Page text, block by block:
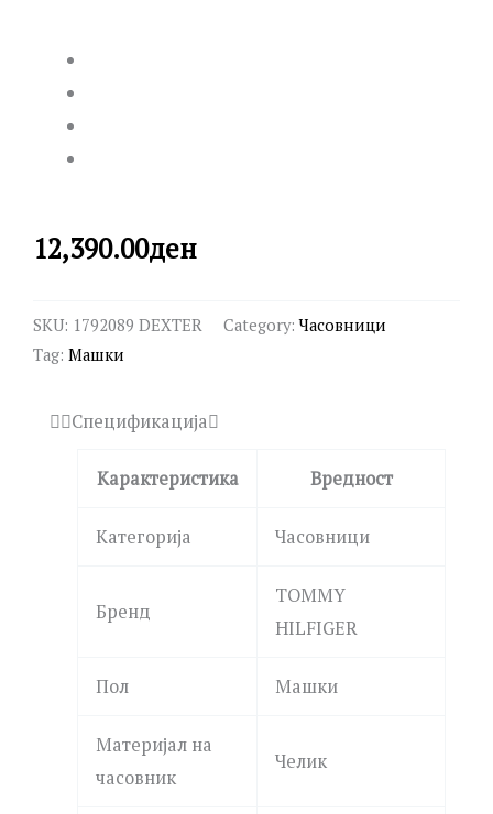
12,390.00ден
SKU: 1792089 DEXTER Category:Часовници
Tag: Машки
Спецификација
Карактеристика Вредност
Категорија Часовници
Бренд
TOMMY
HILFIGER
Пол Машки
Материјал на
часовник
Челик